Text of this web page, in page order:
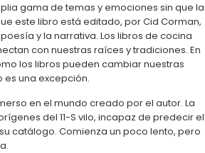
gama de temas y emociones sin que la
este libro está editado, por Cid Corman,
y la narrativa. Los libros de cocina
con nuestras raíces y tradiciones. En
los libros pueden cambiar nuestras
es una excepción.
en el mundo creado por el autor. La
del 11-S vilo, incapaz de predecir el
catálogo. Comienza un poco lento, pero